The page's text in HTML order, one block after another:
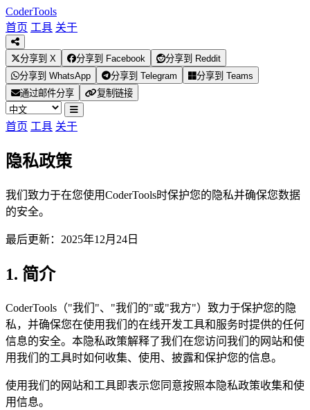
CoderTools
首页 工具 关于
分享到 X 分享到 Facebook
分享到 Reddit
分享到 WhatsApp
分享到 Telegram
分享到 Teams
通过邮件分享
复制链接
首页 工具 关于
隐私政策
我们致力于在您使用CoderTools时保护您的隐私并确保您数据
的安全。
最后更新：2025年12月24日
1. 简介
CoderTools（"我们"、"我们的"或"我方"）致力于保护您的隐
私，并确保您在使用我们的在线开发工具和服务时提供的任何
信息的安全。本隐私政策解释了我们在您访问我们的网站和使
用我们的工具时如何收集、使用、披露和保护您的信息。
使用我们的网站和工具即表示您同意按照本隐私政策收集和使
用信息。